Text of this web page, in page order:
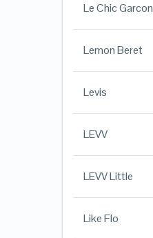
Le Chic Garcon
Lemon Beret
Levis
LEVV
LEVV Little
Like Flo